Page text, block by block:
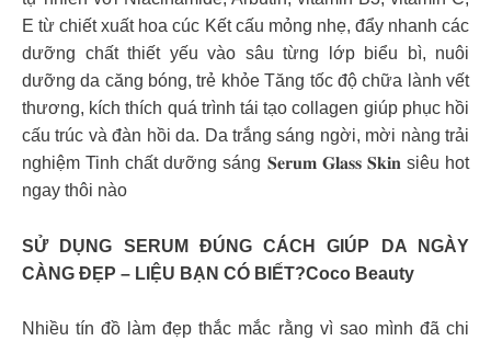
E từ chiết xuất hoa cúc Kết cấu mỏng nhẹ, đẩy nhanh các
dưỡng chất thiết yếu vào sâu từng lớp biểu bì, nuôi
dưỡng da căng bóng, trẻ khỏe Tăng tốc độ chữa lành vết
thương, kích thích quá trình tái tạo collagen giúp phục hồi
cấu trúc và đàn hồi da. Da trắng sáng ngời, mời nàng trải
nghiệm Tinh chất dưỡng sáng 𝐒𝐞𝐫𝐮𝐦 𝐆𝐥𝐚𝐬𝐬 𝐒𝐤𝐢𝐧 siêu hot
ngay thôi nào
SỬ DỤNG SERUM ĐÚNG CÁCH GIÚP DA NGÀY
CÀNG ĐẸP – LIỆU BẠN CÓ BIẾT?Coco Beauty
Nhiều tín đồ làm đẹp thắc mắc rằng vì sao mình đã chi